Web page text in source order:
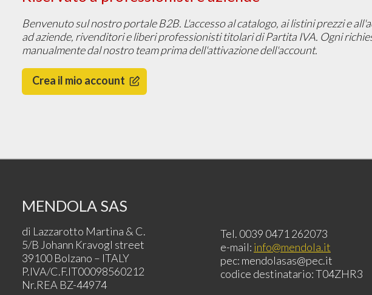
Benvenuto sul nostro portale B2B. L'accesso al catalogo, ai listini prezzi e
ad aziende, rivenditori e liberi professionisti titolari di Partita IVA. Ogni
manualmente dal nostro team prima dell'attivazione dell'account.
Crea il mio account
MENDOLA SAS
di Lazzarotto Martina & C.
5/B Johann Kravogl street
39100 Bolzano – ITALY
P.IVA/C.F.IT00098560212
Nr.REA BZ-44974
Tel. 0039 0471 262073
e-mail: info@mendola.it
pec: mendolasas@pec.it
codice destinatario: T04ZHR3